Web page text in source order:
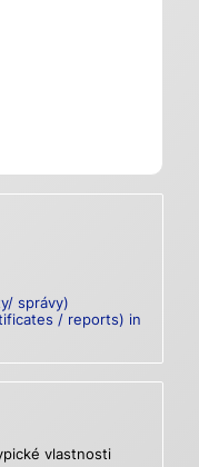
správy)
/ reports) in
vlastnosti